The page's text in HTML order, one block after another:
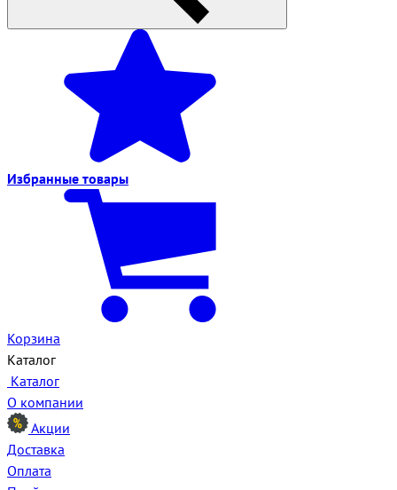
Избранные товары
Корзина
Каталог
Каталог
О компании
Акции
Доставка
Оплата